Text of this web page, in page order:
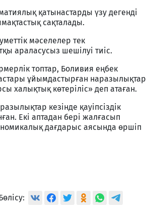
қатынастарды үзу дегенді
сақталады.
мәселелер тек
араласусыз шешілуі тиіс.
топтар, Боливия еңбек
ұйымдастырған наразылықтар
халықтық көтеріліс» деп атаған.
кезінде қауіпсіздік
Екі аптадан бері жалғасып
дағдарыс аясында өршіп